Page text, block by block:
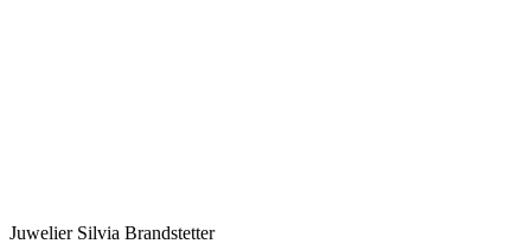
Juwelier Silvia Brandstetter